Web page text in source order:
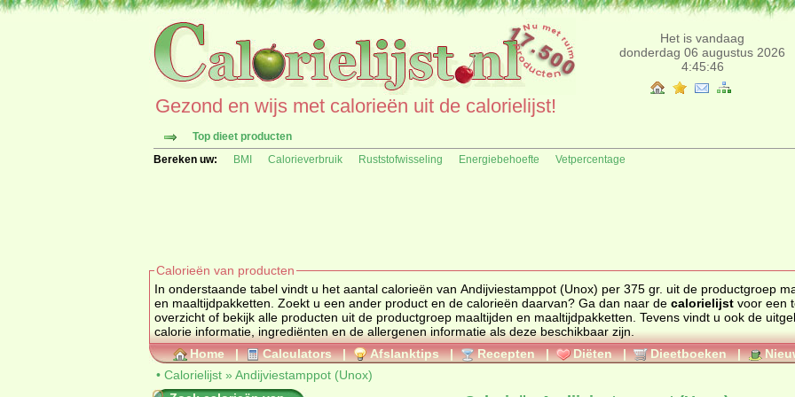
Het is vandaag
donderdag 06 augustus 2026
4:45:46
Gezond en wijs met calorieën uit de calorielijst!
Top dieet producten
Bereken uw:
BMI Calorieverbruik Ruststofwisseling Energiebehoefte Vetpercentage
Calorieën van producten
In onderstaande tabel vindt u het aantal calorieën van Andijviestamppot (Unox) per 375 gr. uit de productgroep maaltijden
en maaltijdpakketten. Zoekt u een ander product en de calorieën daarvan? Ga dan naar de calorielijst voor een totaal
overzicht of bekijk alle producten uit de productgroep maaltijden en maaltijdpakketten
calorie informatie, ingrediënten en de allergenen informatie als deze beschikbaar zijn.
Home | Calculators | Afslanktips | Recepten | Diëten | Dieetboeken |
• Calorielijst » Andijviestamppot (Unox)